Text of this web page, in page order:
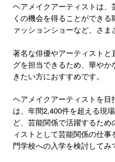
ヘアメイクアーティストは
くの機会を得ることができ
ァッションショーなど、さま
著名な俳優やアーティスト
グを担当できるため、華や
きたい方におすすめです。
ヘアメイクアーティストを目
は、年間2,400件を超える現
ど、芸能関係で活躍するた
ィストとして芸能関係の仕
門学校への入学を検討してみ